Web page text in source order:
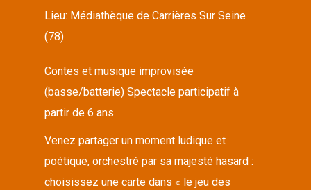
Lieu: Médiathèque de Carrières Sur Seine
(78)
Contes et musique improvisée
(basse/batterie) Spectacle participatif à
partir de 6 ans
Venez partager un moment ludique et
poétique, orchestré par sa majesté hasard :
choisissez une carte dans « le jeu des